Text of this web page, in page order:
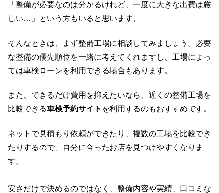
「整備が必要なのは分かるけれど、一度に大きな出費は厳
しい…」という方もいると思います。
そんなときは、まず整備工場に相談してみましょう。必要
な整備の優先順位を一緒に考えてくれますし、工場によっ
ては車検ローンを利用できる場合もあります。
また、できるだけ費用を抑えたいなら、近くの整備工場を
比較できる車検予約サイト を利用するのもおすすめです。
ネットで見積もり依頼ができたり、複数の工場を比較でき
たりするので、自分に合ったお店を見つけやすくなりま
す。
安さだけで決めるのではなく、整備内容や実績、口コミな